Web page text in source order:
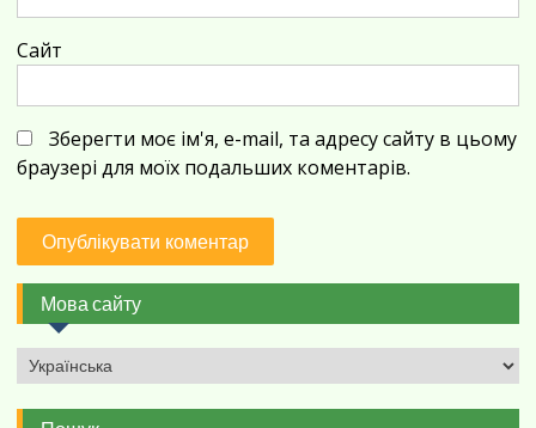
Сайт
Зберегти моє ім'я, e-mail, та адресу сайту в цьому
браузері для моїх подальших коментарів.
Мова сайту